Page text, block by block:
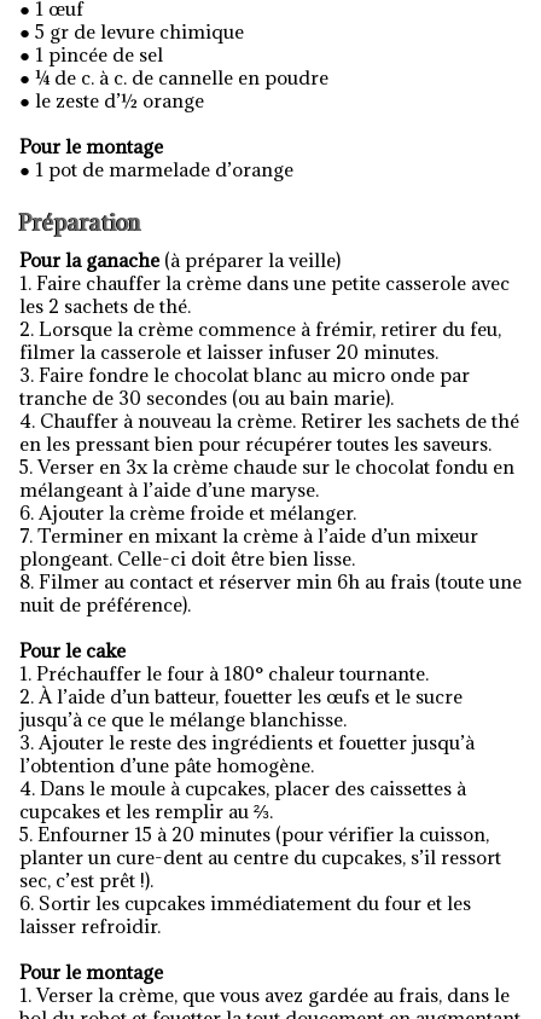
● 1 œuf
● 5 gr de levure chimique
● 1 pincée de sel
● ¼ de c. à c. de cannelle en poudre
● le zeste d’½ orange
Pour le montage
● 1 pot de marmelade d’orange
Préparation
Pour la ganache (à préparer la veille)
1. Faire chauffer la crème dans une petite casserole avec
les 2 sachets de thé.
2. Lorsque la crème commence à frémir, retirer du feu,
filmer la casserole et laisser infuser 20 minutes.
3. Faire fondre le chocolat blanc au micro onde par
tranche de 30 secondes (ou au bain marie).
4. Chauffer à nouveau la crème. Retirer les sachets de thé
en les pressant bien pour récupérer toutes les saveurs.
5. Verser en 3x la crème chaude sur le chocolat fondu en
mélangeant à l’aide d’une maryse.
6. Ajouter la crème froide et mélanger.
7. Terminer en mixant la crème à l’aide d’un mixeur
plongeant. Celle-ci doit être bien lisse.
8. Filmer au contact et réserver min 6h au frais (toute une
nuit de préférence).
Pour le cake
1. Préchauffer le four à 180° chaleur tournante.
2. À l’aide d’un batteur, fouetter les œufs et le sucre
jusqu’à ce que le mélange blanchisse.
3. Ajouter le reste des ingrédients et fouetter jusqu’à
l’obtention d’une pâte homogène.
4. Dans le moule à cupcakes, placer des caissettes à
cupcakes et les remplir au ⅔.
5. Enfourner 15 à 20 minutes (pour vérifier la cuisson,
planter un cure-dent au centre du cupcakes, s’il ressort
sec, c’est prêt !).
6. Sortir les cupcakes immédiatement du four et les
laisser refroidir.
Pour le montage
1. Verser la crème, que vous avez gardée au frais, dans le